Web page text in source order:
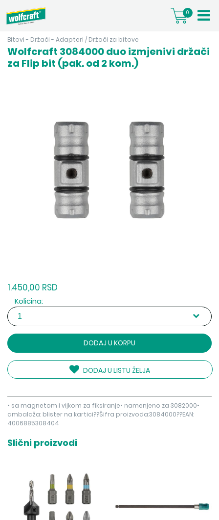
0
Bitovi - Držači - Adapteri / Držači za bitove
Wolfcraft 3084000 duo izmjenivi držači
za Flip bit (pak. od 2 kom.)
1.450,00 RSD
Kolicina:
DODAJ U KORPU
DODAJ U LISTU ŽELJA
• sa magnetom i vijkom za fiksiranje• namenjeno za 3082000•
ambalaža: blister na kartici??Šifra proizvoda:3084000??EAN:
4006885308404
Slični proizvodi